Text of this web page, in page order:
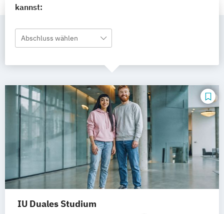
kannst:
Abschluss wählen
IU Duales Studium